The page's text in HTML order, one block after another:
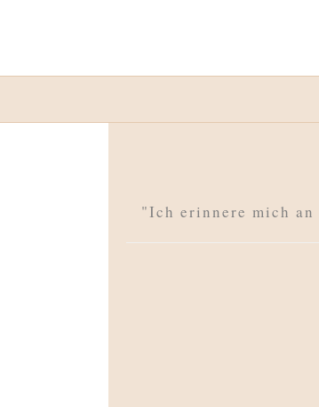
"Ich erinnere mich an